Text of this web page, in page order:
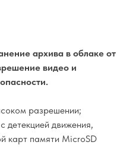
архива в облаке от
видео и
разрешении;
детекцией движения,
карт памяти MicroSD